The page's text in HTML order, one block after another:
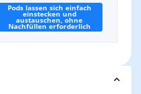
Pods lassen sich einfach
einstecken und
austauschen, ohne
Nachfüllen erforderlich